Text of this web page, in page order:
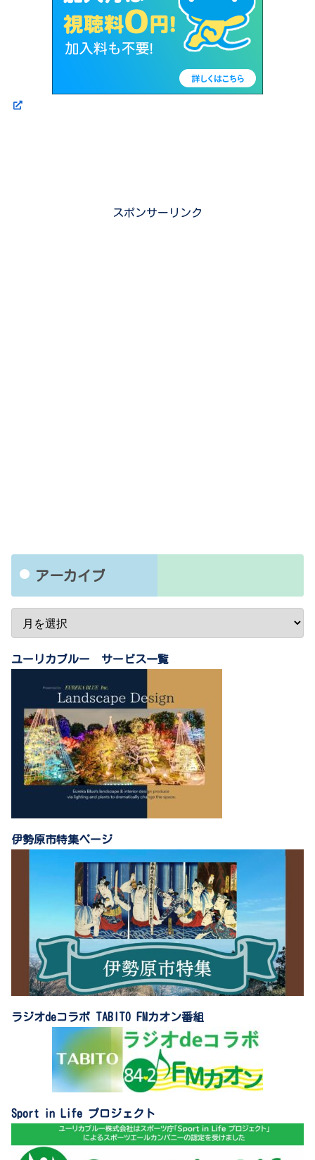
スポンサーリンク
アーカイブ
ユーリカブルー サービス一覧
伊勢原市特集ページ
ラジオdeコラボ TABITO FMカオン番組
Sport in Life プロジェクト